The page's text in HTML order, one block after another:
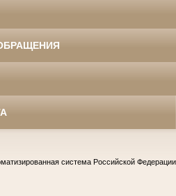
система Российской